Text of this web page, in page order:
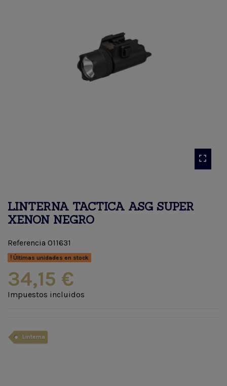
LINTERNA TACTICA ASG SUPER
XENON NEGRO
Referencia 011631
Últimas unidades en stock
34,15 €
Impuestos incluidos
Linterna